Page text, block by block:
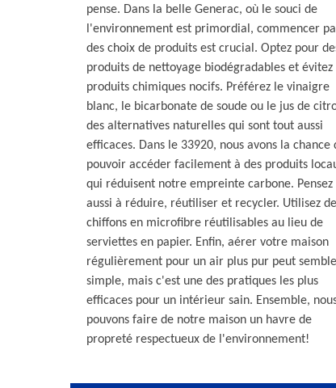
pense. Dans la belle Generac, où le souci de
l'environnement est primordial, commencer
des choix de produits est crucial. Optez pour
produits de nettoyage biodégradables et évitez
produits chimiques nocifs. Préférez le vinaigre
blanc, le bicarbonate de soude ou le jus de
des alternatives naturelles qui sont tout aussi
efficaces. Dans le 33920, nous avons la chance
pouvoir accéder facilement à des produits
qui réduisent notre empreinte carbone. Pensez
aussi à réduire, réutiliser et recycler. Utilisez
chiffons en microfibre réutilisables au lieu de
serviettes en papier. Enfin, aérer votre maison
régulièrement pour un air plus pur peut
simple, mais c'est une des pratiques les plus
efficaces pour un intérieur sain. Ensemble,
pouvons faire de notre maison un havre de
propreté respectueux de l'environnement!